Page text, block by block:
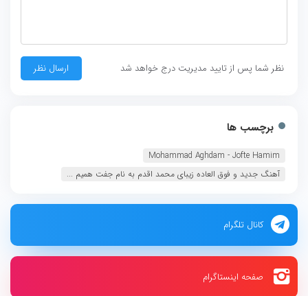
نظر شما پس از تایید مدیریت درج خواهد شد
برچسب ها
Mohammad Aghdam - Jofte Hamim
آهنگ جدید و فوق العاده زیبای محمد اقدم به نام جفت همیم ...
کانال تلگرام
صفحه اینستاگرام